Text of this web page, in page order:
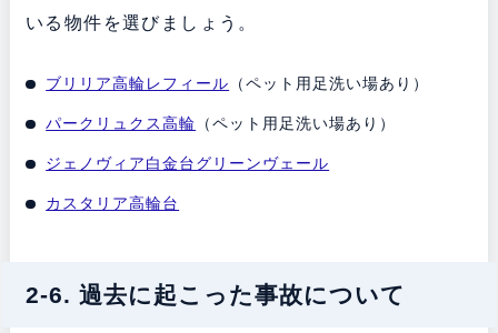
いる物件を選びましょう。
ブリリア高輪レフィール （ペット用足洗い場あり）
パークリュクス高輪 （ペット用足洗い場あり）
ジェノヴィア白金台グリーンヴェール
カスタリア高輪台
2-6. 過去に起こった事故について